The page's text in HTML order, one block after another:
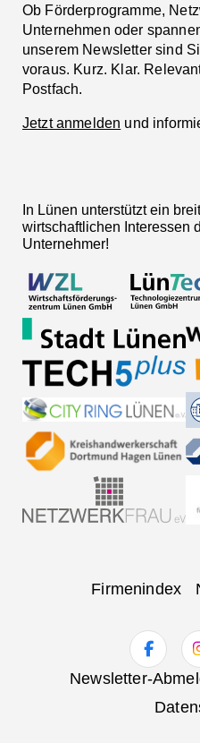
Ob Förderprogramme,
Unternehmen oder
unserem Newsletter sind
voraus. Kurz. Klar.
Postfach.
Jetzt anmelden und
In Lünen unterstützt ein
wirtschaftlichen Interessen
Unternehmer!
Firmenindex
NavigationNewsletter-